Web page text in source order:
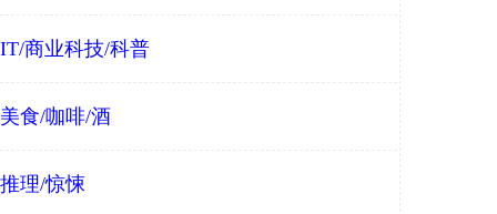
IT/商业科技/科普
美食/咖啡/酒
推理/惊悚